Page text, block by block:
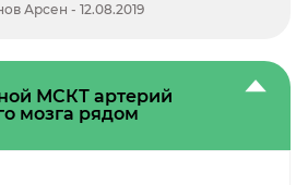
Арсен - 12.08.2019
МСКТ артерий
мозга рядом